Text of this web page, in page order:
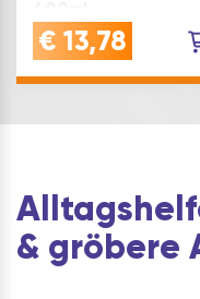
SPRAY: Das STALOC
schmutzabweisende
LANGLEBIG: Verh…
€ 13,78
& gröbere